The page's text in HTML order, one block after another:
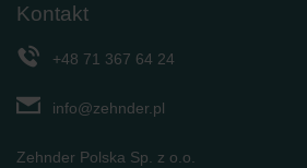
Kontakt
+48 71 367 64 24
info@zehnder.pl
Zehnder Polska Sp. z o.o.